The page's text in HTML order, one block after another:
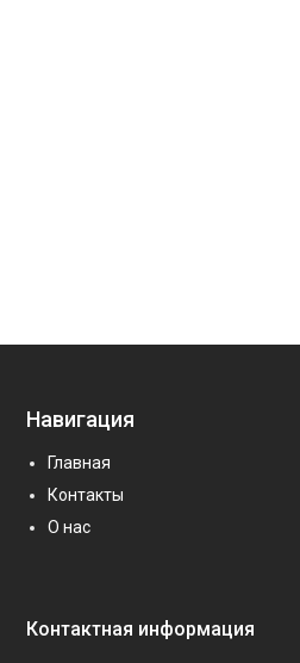
Навигация
Главная
Контакты
О нас